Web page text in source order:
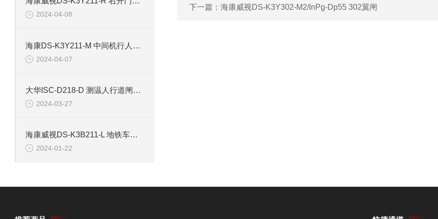
2024-04-08
海康DS-K3Y211-M 中间机行人出入道闸
2024-04-07
大华ISC-D218-D 测温人行道闸安检门
2024-03-27
海康威视DS-K3B211-L 地铁车站道闸左边机
2024-01-22
下一篇： 海康威视DS-K3Y302-M2/InPg-Dp55 302翼闸